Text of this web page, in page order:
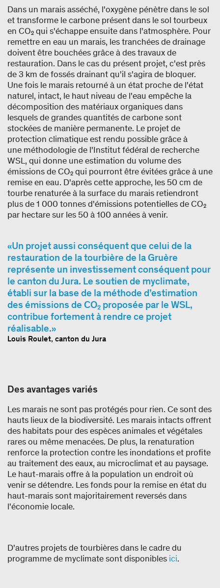
Dans un marais asséché, l'oxygène pénètre dans le sol
et transforme le carbone présent dans le sol tourbeux
en CO₂ qui s'échappe ensuite dans l'atmosphère. Pour
remettre en eau un marais, les tranchées de drainage
doivent être bouchées grâce à des travaux de
restauration. Dans le cas du présent projet, c'est près
de 3 km de fossés drainant qu'il s'agira de bloquer.
Une fois le marais retourné à un état proche de l'état
naturel, intact, le haut niveau de l'eau empêche la
décomposition des matériaux organiques dans
lesquels de grandes quantités de carbone sont
stockées de manière permanente. Le projet de
protection climatique est rendu possible grâce à
une méthodologie de l'Institut fédéral de recherche
WSL, qui donne une estimation du volume des
émissions de CO₂ qui pourront être évitées grâce à une
remise en eau. D'après cette approche, les 50 cm de
tourbe renaturée à la surface du marais retiendront
plus de 1 000 tonnes d'émissions potentielles de CO₂
par hectare sur les 50 à 100 années à venir.
Un projet aussi conséquent que celui de la
restauration de la tourbière de la Gruère
représente un investissement conséquent pour
le canton du Jura. Le soutien de myclimate,
établi sur la base de la méthode d’estimation
des émissions de CO₂ proposée par le WSL,
contribue fortement à rendre ce projet
réalisable.
Louis Roulet, canton du Jura
Des avantages variés
Les marais ne sont pas protégés pour rien. Ce sont des
hauts lieux de la biodiversité. Les marais intacts offrent
des habitats pour des espèces animales et végétales
rares ou même menacées. De plus, la renaturation
renforce la protection contre les inondations et profite
au traitement des eaux, au microclimat et au paysage.
Le haut-marais offre à la population un endroit où
venir se détendre. Les fonds pour la remise en état du
haut-marais sont majoritairement reversés dans
l'économie locale.
D'autres projets de tourbières dans le cadre du
programme de myclimate sont disponibles ici.